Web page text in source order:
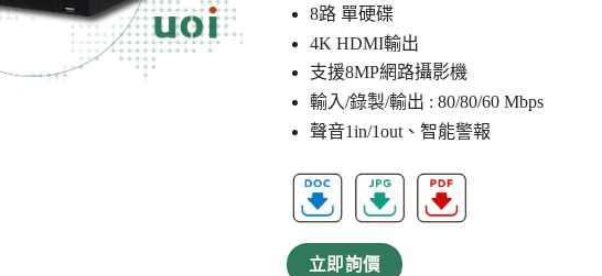
8路 單硬碟
4K HDMI輸出
支援8MP網路攝影機
輸入/錄製/輸出 : 80/80/60 Mbps
聲音1in/1out、智能警報
立即詢價